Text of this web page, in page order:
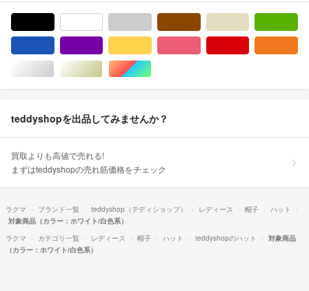
シルバー/銀色系ゴールド/金色系マルチカラー
teddyshopを出品してみませんか？
買取よりも高値で売れる!
まずはteddyshopの売れ筋価格をチェック
ラクマ ブランド一覧 teddyshop（テディショップ） レディース 帽子
ハット
対象商品（カラー：ホワイト/白色系）
ラクマ
カテゴリ一覧 レディース 帽子 ハット teddyshopのハット
対象商品
（カラー：ホワイト/白色系）